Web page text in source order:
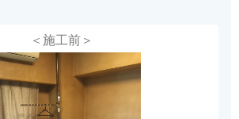
＜施工前＞